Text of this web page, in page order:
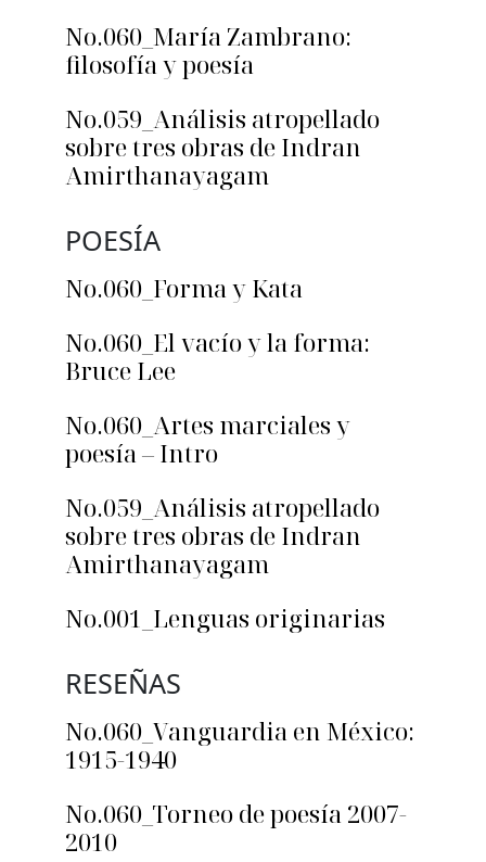
No.060_María Zambrano:
filosofía y poesía
No.059_Análisis atropellado
sobre tres obras de Indran
Amirthanayagam
POESÍA
No.060_Forma y Kata
No.060_El vacío y la forma:
Bruce Lee
No.060_Artes marciales y
poesía – Intro
No.059_Análisis atropellado
sobre tres obras de Indran
Amirthanayagam
No.001_Lenguas originarias
RESEÑAS
No.060_Vanguardia en México:
1915-1940
No.060_Torneo de poesía 2007-
2010